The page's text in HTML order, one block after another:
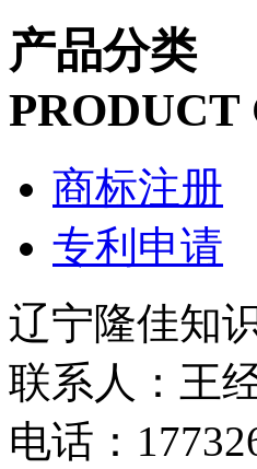
产品分类
PRODUCT
商标注册
专利申请
辽宁隆佳知
联系人：王
电话：